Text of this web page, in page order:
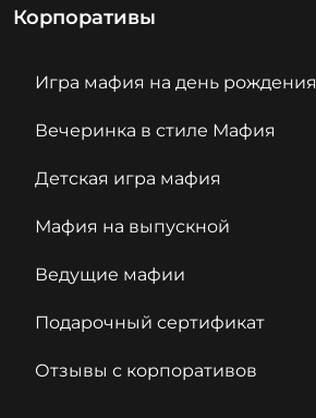
Корпоративы
Игра мафия на день рождения
Вечеринка в стиле Мафия
Детская игра мафия
Мафия на выпускной
Ведущие мафии
Подарочный сертификат
Отзывы с корпоративов